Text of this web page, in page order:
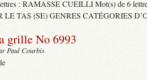
: RAMASSE CUEILLI Mot(s) de 6
LE TAS (SE) GENRES CATÉGORIES
grille No 6993
Paul Courbis